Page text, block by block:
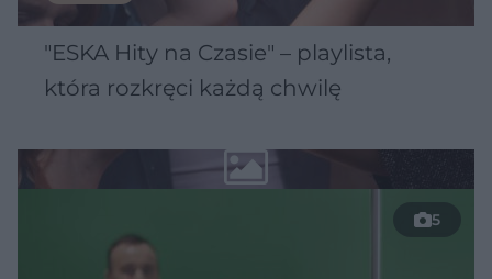
"ESKA Hity na Czasie" – playlista,
która rozkręci każdą chwilę
5